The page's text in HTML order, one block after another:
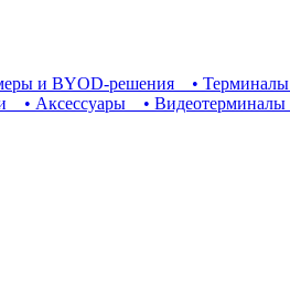
и BYOD-решения •
• Аксессуары • Видеотерминалы